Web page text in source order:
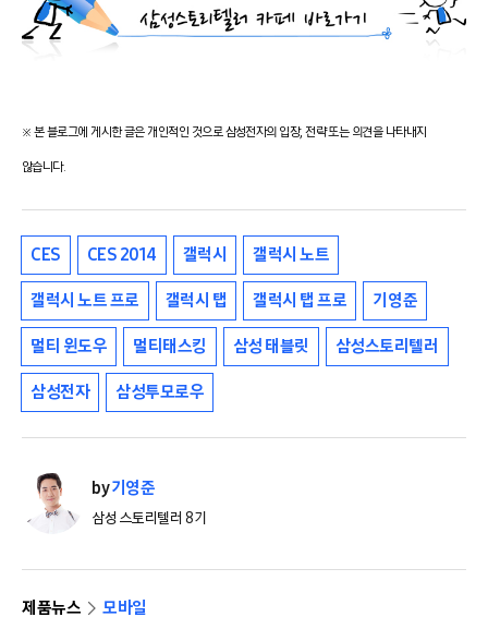
※ 본 블로그에 게시한 글은 개인적인 것으로 삼성전자의 입장, 전략 또는 의견을 나타내지
않습니다.
CES CES 2014 갤럭시 갤럭시 노트
갤럭시 노트 프로 갤럭시 탭 갤럭시 탭 프로 기영준
멀티 윈도우 멀티태스킹 삼성 태블릿 삼성스토리텔러
삼성전자 삼성투모로우
by기영준
삼성 스토리텔러 8기
제품뉴스
모바일